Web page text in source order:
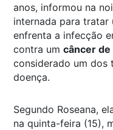
anos, informou na
internada para tratar
enfrenta a infecção
contra um câncer de
considerado um dos
doença.
Segundo Roseana,
na quinta-feira (15),